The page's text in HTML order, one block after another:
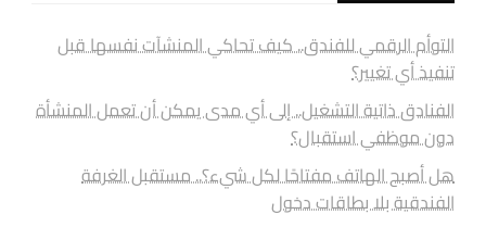
التوأم الرقمي للفندق.. كيف تحاكي المنشآت نفسها قبل
تنفيذ أي تغيير؟
الفنادق ذاتية التشغيل.. إلى أي مدى يمكن أن تعمل المنشأة
دون موظفي استقبال؟
هل أصبح الهاتف مفتاحًا لكل شيء؟.. مستقبل الغرفة
الفندقية بلا بطاقات دخول